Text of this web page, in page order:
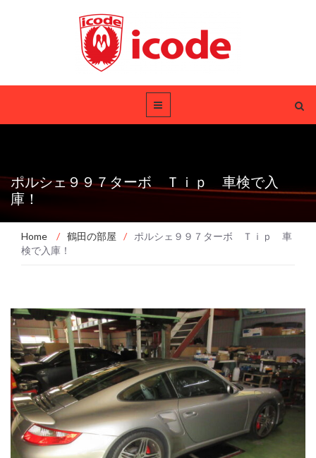
ポルシェ９９７ターボ Ｔｉｐ 車検で入
庫！
Home / 鶴田の部屋 /
ポルシェ９９７ターボ Ｔｉｐ 車
検で入庫！